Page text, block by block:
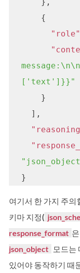
"role"
['text']}}"
여기서 한 가지 주의
키마 지정(
response_format 은
json_object
모드는
있어야 동작하기 때